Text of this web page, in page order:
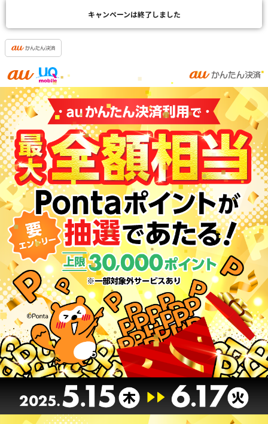
キャンペーンは終了しました